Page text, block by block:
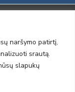
naršymo patirtį,
srautą.
slapukų
Europos
iš dalies
ir įvaizdžio
tyrimų veiklą“
1EEE/NOR-02-